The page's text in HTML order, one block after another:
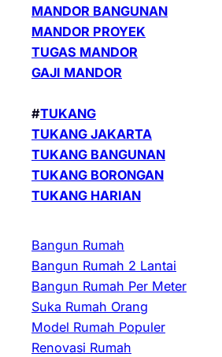
MANDOR BANGUNAN
MANDOR PROYEK
TUGAS MANDOR
GAJI MANDOR
#TUKANG
TUKANG JAKARTA
TUKANG BANGUNAN
TUKANG BORONGAN
TUKANG HARIAN
Bangun Rumah
Bangun Rumah 2 Lantai
Bangun Rumah Per Meter
Suka Rumah Orang
Model Rumah Populer
Renovasi Rumah